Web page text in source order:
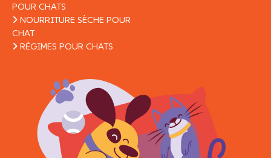
POUR CHATS
NOURRITURE SÈCHE POUR
CHAT
RÉGIMES POUR CHATS